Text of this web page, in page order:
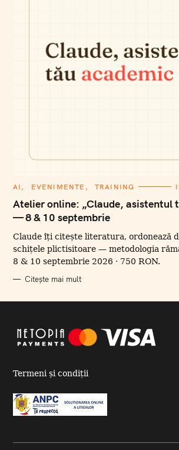
C
T
E
G
R
I
I
AI EVENIMENTE TRAINING
Atelier online: „Claude, asistentul
— 8 & 10 septembrie
Claude îți citește literatura, ordonează
schițele plictisitoare — metodologia
8 & 10 septembrie 2026 · 750 RON.
Citește mai mult
Termeni și condiții